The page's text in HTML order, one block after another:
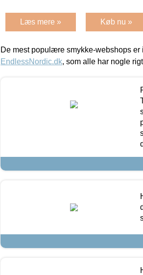
Læs mere » Køb nu »
De mest populære smykke-webshops
EndlessNordic.dk, som alle har nogle